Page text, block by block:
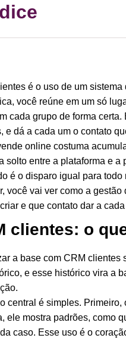
é o uso de um
você reúne em um só
cada grupo de forma
e dá a cada um o contato
online costuma
solto entre a plataforma e
é o disparo igual para
você vai ver como a
e que contato dar a
clientes: o
a base com CRM clientes
e esse histórico vira a
central é simples.
ele mostra padrões, como
caso. Esse uso é o